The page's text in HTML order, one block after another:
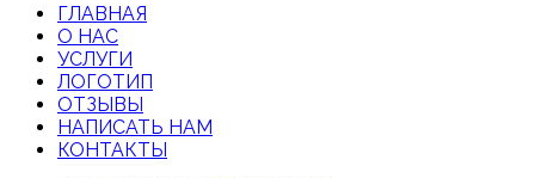
ГЛАВНАЯ
О НАС
УСЛУГИ
ЛОГОТИП
ОТЗЫВЫ
НАПИСАТЬ НАМ
КОНТАКТЫ